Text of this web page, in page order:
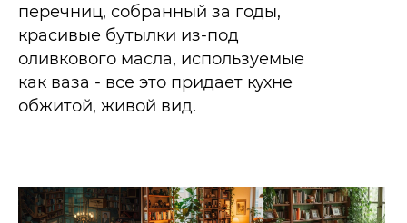
перечниц, собранный за годы,
красивые бутылки из-под
оливкового масла, используемые
как ваза - все это придает кухне
обжитой, живой вид.